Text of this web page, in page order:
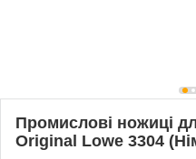
Промислові ножиці
Original Lowe 3304